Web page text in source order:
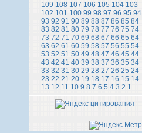
109 108 107 106 105 104 103
102 101 100 99 98 97 96 95 94
93 92 91 90 89 88 87 86 85 84
83 82 81 80 79 78 77 76 75 74
73 72 71 70 69 68 67 66 65 64
63 62 61 60 59 58 57 56 55 54
53 52 51 50 49 48 47 46 45 44
43 42 41 40 39 38 37 36 35 34
33 32 31 30 29 28 27 26 25 24
23 22 21 20 19 18 17 16 15 14
13 12 11 10 9 8 7 6 5 4 3 2 1